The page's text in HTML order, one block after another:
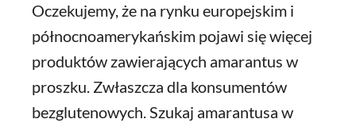
Oczekujemy, że na rynku europejskim i
północnoamerykańskim pojawi się więcej
produktów zawierających amarantus w
proszku. Zwłaszcza dla konsumentów
bezglutenowych. Szukaj amarantusa w